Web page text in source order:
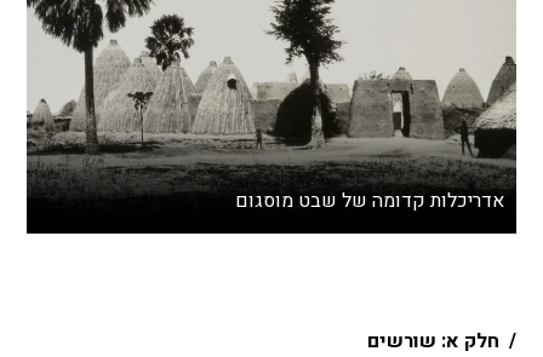
אדריכלות קדומה של שבט מוסגום
/ חלק א: שורשים